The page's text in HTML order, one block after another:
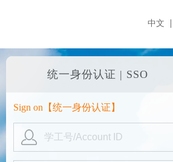
中文
统一身份认证 | SSO
Sign on【统一身份认证 】